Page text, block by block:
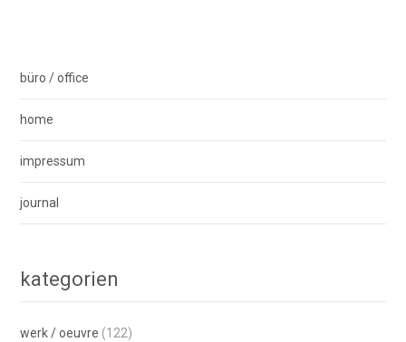
büro / office
home
impressum
journal
kategorien
werk / oeuvre (122)